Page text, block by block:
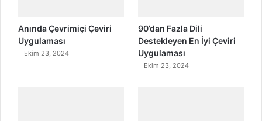
Anında Çevrimiçi Çeviri
Uygulaması
Ekim 23, 2024
90’dan Fazla Dili
Destekleyen En İyi Çeviri
Uygulaması
Ekim 23, 2024